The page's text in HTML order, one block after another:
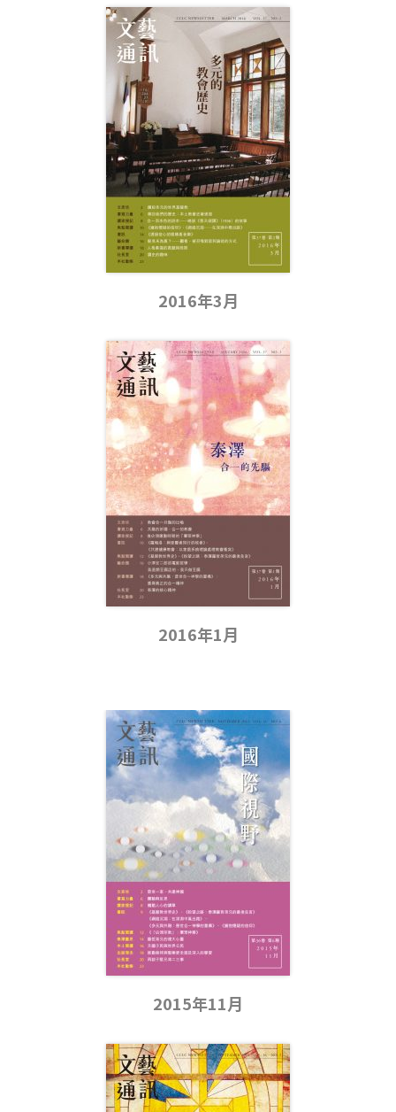
2016年3月
2016年1月
2015年11月